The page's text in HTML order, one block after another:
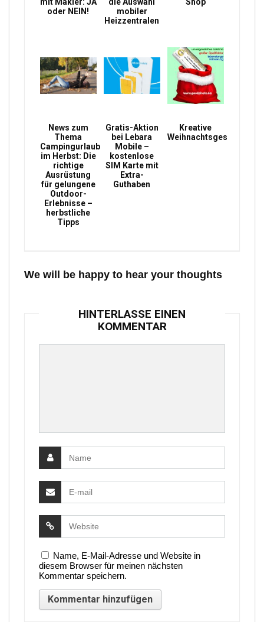
mit Makler: JA
oder NEIN!
die Auswahl
mobiler
Heizzentralen
Shop
News zum
Thema
Campingurlaub
im Herbst: Die
richtige
Ausrüstung
für gelungene
Outdoor-
Erlebnisse –
herbstliche
Tipps
Gratis-Aktion
bei Lebara
Mobile –
kostenlose
SIM Karte mit
Extra-
Guthaben
Kreative
Weihnachtsgeschenke
We will be happy to hear your thoughts
HINTERLASSE EINEN
KOMMENTAR
Name, E-Mail-Adresse und Website in
diesem Browser für meinen nächsten
Kommentar speichern.